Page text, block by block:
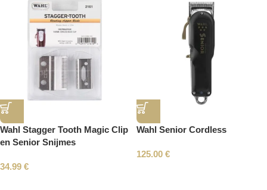
Wahl Stagger Tooth Magic Clip
en Senior Snijmes
34.99 €
Wahl Senior Cordless
125.00 €